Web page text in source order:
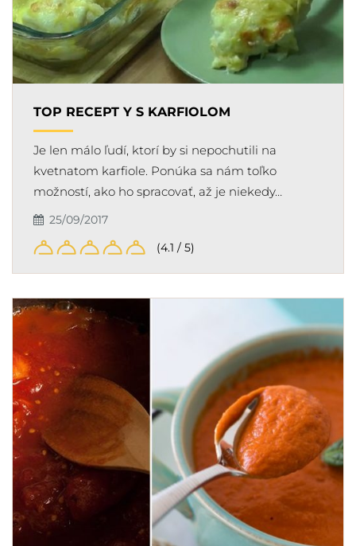
TOP RECEPT Y S KARFIOLOM
Je len málo ľudí, ktorí by si nepochutili na
kvetnatom karfiole. Ponúka sa nám toľko
možností, ako ho spracovať, až je niekedy…
25/09/2017
(4.1 / 5)